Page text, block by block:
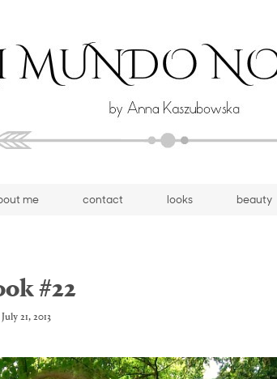
me contact looks beauty
#22
July 21, 2013